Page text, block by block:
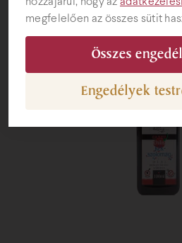
megfelelően az összes sütit
Összes
Engedélyek
Ajándéktárgyak